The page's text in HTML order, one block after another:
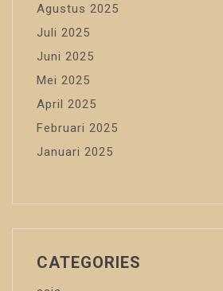
Agustus 2025
Juli 2025
Juni 2025
Mei 2025
April 2025
Februari 2025
Januari 2025
CATEGORIES